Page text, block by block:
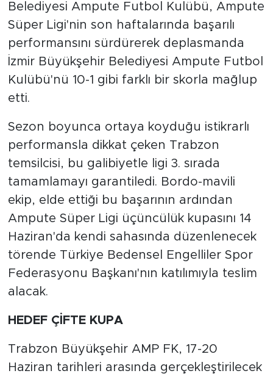
Belediyesi Ampute Futbol Kulübü, Ampute
Süper Ligi'nin son haftalarında başarılı
performansını sürdürerek deplasmanda
İzmir Büyükşehir Belediyesi Ampute Futbol
Kulübü'nü 10-1 gibi farklı bir skorla mağlup
etti.
Sezon boyunca ortaya koyduğu istikrarlı
performansla dikkat çeken Trabzon
temsilcisi, bu galibiyetle ligi 3. sırada
tamamlamayı garantiledi. Bordo-mavili
ekip, elde ettiği bu başarının ardından
Ampute Süper Ligi üçüncülük kupasını 14
Haziran'da kendi sahasında düzenlenecek
törende Türkiye Bedensel Engelliler Spor
Federasyonu Başkanı'nın katılımıyla teslim
alacak.
HEDEF ÇİFTE KUPA
Trabzon Büyükşehir AMP FK, 17-20
Haziran tarihleri arasında gerçekleştirilecek